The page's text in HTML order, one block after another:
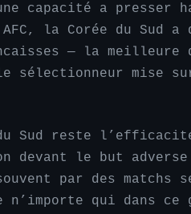
capacité a presser
la Corée du Sud a
— la meilleure
sélectionneur mise
Sud reste
le but adverse
par des matchs
qui dans ce